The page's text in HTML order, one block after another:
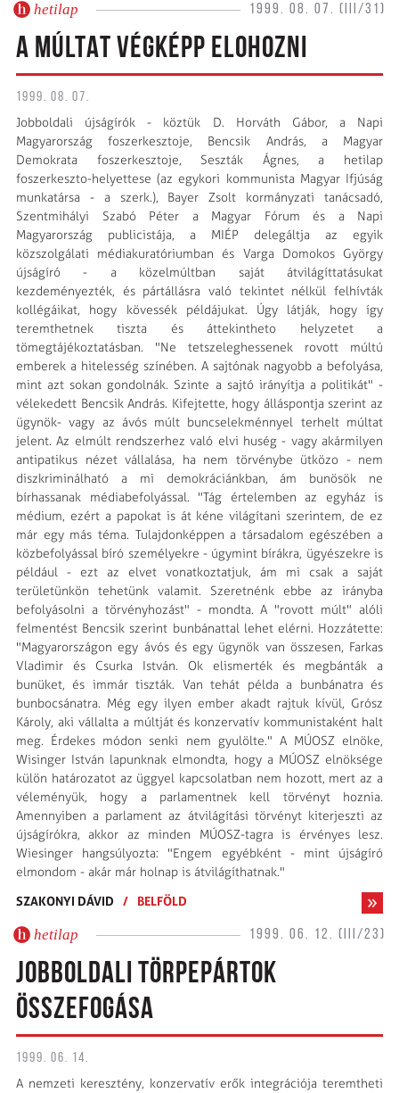
hetilap 1999. 08. 07. (III/31)
A MÚLTAT VÉGKÉPP ELOHOZNI
1999. 08. 07.
Jobboldali újságírók - köztük D. Horváth Gábor, a Napi
Magyarország foszerkesztoje, Bencsik András, a Magyar
Demokrata foszerkesztoje, Seszták Ágnes, a hetilap
foszerkeszto-helyettese (az egykori kommunista Magyar Ifjúság
munkatársa - a szerk.), Bayer Zsolt kormányzati tanácsadó,
Szentmihályi Szabó Péter a Magyar Fórum és a Napi
Magyarország publicistája, a MIÉP delegáltja az egyik
közszolgálati médiakuratóriumban és Varga Domokos György
újságíró - a közelmúltban saját átvilágíttatásukat
kezdeményezték, és pártállásra való tekintet nélkül felhívták
kollégáikat, hogy kövessék példájukat. Úgy látják, hogy így
teremthetnek tiszta és áttekintheto helyzetet a
tömegtájékoztatásban. "Ne tetszeleghessenek rovott múltú
emberek a hitelesség színében. A sajtónak nagyobb a befolyása,
mint azt sokan gondolnák. Szinte a sajtó irányítja a politikát" -
vélekedett Bencsik András. Kifejtette, hogy álláspontja szerint az
ügynök- vagy az ávós múlt buncselekménnyel terhelt múltat
jelent. Az elmúlt rendszerhez való elvi huség - vagy akármilyen
antipatikus nézet vállalása, ha nem törvénybe ütközo - nem
diszkriminálható a mi demokráciánkban, ám bunösök ne
bírhassanak médiabefolyással. "Tág értelemben az egyház is
médium, ezért a papokat is át kéne világítani szerintem, de ez
már egy más téma. Tulajdonképpen a társadalom egészében a
közbefolyással bíró személyekre - úgymint bírákra, ügyészekre is
például - ezt az elvet vonatkoztatjuk, ám mi csak a saját
területünkön tehetünk valamit. Szeretnénk ebbe az irányba
befolyásolni a törvényhozást" - mondta. A "rovott múlt" alóli
felmentést Bencsik szerint bunbánattal lehet elérni. Hozzátette:
"Magyarországon egy ávós és egy ügynök van összesen, Farkas
Vladimir és Csurka István. Ok elismerték és megbánták a
bunüket, és immár tiszták. Van tehát példa a bunbánatra és
bunbocsánatra. Még egy ilyen ember akadt rajtuk kívül, Grósz
Károly, aki vállalta a múltját és konzervatív kommunistaként halt
meg. Érdekes módon senki nem gyulölte." A MÚOSZ elnöke,
Wisinger István lapunknak elmondta, hogy a MÚOSZ elnöksége
külön határozatot az üggyel kapcsolatban nem hozott, mert az a
véleményük, hogy a parlamentnek kell törvényt hoznia.
Amennyiben a parlament az átvilágítási törvényt kiterjeszti az
újságírókra, akkor az minden MÚOSZ-tagra is érvényes lesz.
Wiesinger hangsúlyozta: "Engem egyébként - mint újságíró
elmondom - akár már holnap is átvilágíthatnak."
SZAKONYI DÁVID
/ BELFÖLD
hetilap 1999. 06. 12. (III/23)
JOBBOLDALI TÖRPEPÁRTOK
ÖSSZEFOGÁSA
1999. 06. 14.
A nemzeti keresztény, konzervatív erők integrációja teremtheti